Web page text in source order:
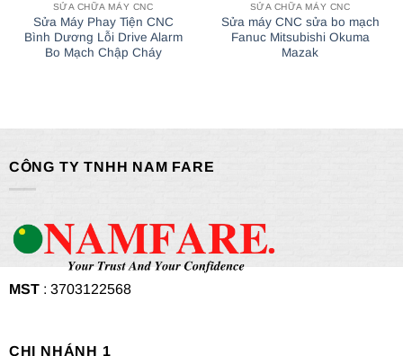
SỬA CHỮA MÁY CNC
Sửa Máy Phay Tiện CNC
Bình Dương Lỗi Drive Alarm
Bo Mạch Chập Cháy
SỬA CHỮA MÁY CNC
Sửa máy CNC sửa bo mạch
Fanuc Mitsubishi Okuma
Mazak
CÔNG TY TNHH NAM FARE
MST: 3703122568
CHI NHÁNH 1